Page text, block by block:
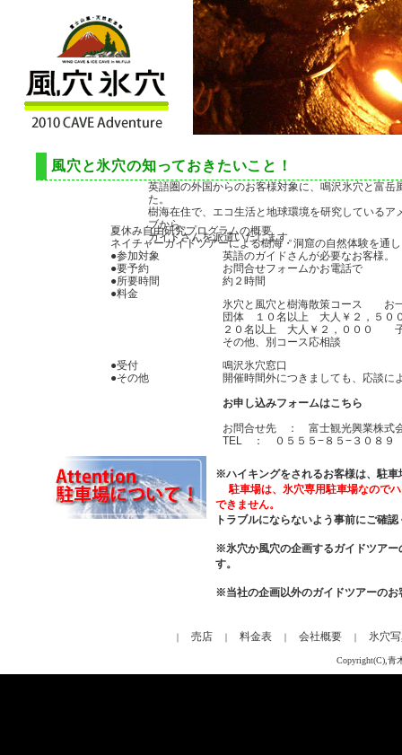
風穴と氷穴の知っておきたいこと！
英語圏の外国からのお客様対象に、鳴沢氷穴と富
た。
樹海在住で、エコ生活と地球環境を研究している
ブから
ガイドさんを派遣いたします。
夏休み自由研究プログラムの概要
ネイチャーガイドツアーによる樹海・洞窟の自然体験を通
●参加対象
英語のガイドさんが必要なお客様
●要予約
お問合せフォームかお電話で
●所要時間
約２時間
●料金
氷穴と風穴と樹海散策コース お
団体 １０名以上 大人￥２，５
２０名以上 大人￥２，０００ 子
その他、別コース応相談
●受付
鳴沢氷穴窓口
●その他
開催時間外につきましても、応談に
お申し込みフォームはこちら
お問合せ先 ： 富士観光興業株式
TEL ： ０５５５−８５−３０８９
※ハイキングをされるお客様は、駐
駐車場は、 氷穴専用駐車場なので
できません。
トラブルにならないよう事前にご確
※氷穴か風穴の企画するガイドツア
す。
※当社の企画以外のガイドツアーの
｜ 売店 ｜ 料金表 ｜ 会社概要 ｜ 氷穴
Copyright(C),